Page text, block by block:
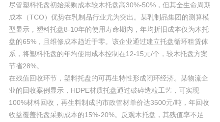
尽管塑料托盘初始采购成本较木托盘高30%-50%，但其全生命周期
成本（TCO）优势在乳制品行业尤为突出。某乳制品集团的测算模
型显示，塑料托盘8-10年的使用寿命期内，年均折旧成本仅为木托
盘的65%，且维修成本趋近于零。该企业通过建立托盘循环租赁体
系，将塑料托盘的年均使用成本控制在12-15元/个，较木托盘方案
节省28%。
在残值回收环节，塑料托盘的可再生特性形成闭环经济。某物流企
业的回收案例显示，HDPE材质托盘通过破碎造粒工艺，可实现
100%材料回收，再生料制成的市政管材单价达3500元/吨，年回收
收益覆盖托盘采购成本的15%-20%。反观木托盘，其残值率不足